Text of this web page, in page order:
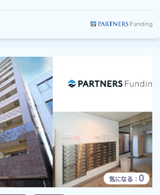
気になる： 0